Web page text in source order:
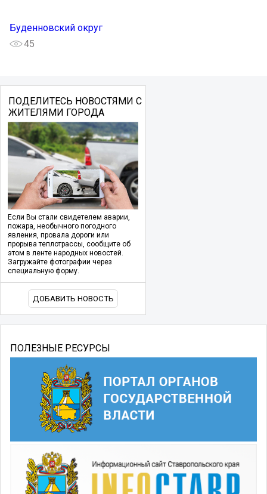
Буденновский округ
45
ПОДЕЛИТЕСЬ НОВОСТЯМИ С
ЖИТЕЛЯМИ ГОРОДА
Если Вы стали свидетелем аварии,
пожара, необычного погодного
явления, провала дороги или
прорыва теплотрассы, сообщите об
этом в ленте народных новостей.
Загружайте фотографии через
специальную форму.
ДОБАВИТЬ НОВОСТЬ
ПОЛЕЗНЫЕ РЕСУРСЫ